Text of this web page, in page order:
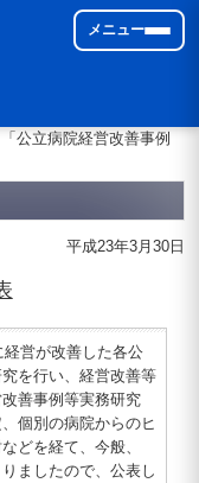
メニュー
公立病院経営改善事例
平成23年3月30日
営が改善した各公
を行い、経営改善等
善事例等実務研究
個別の病院からのヒ
どを経て、今般、
ましたので、公表し